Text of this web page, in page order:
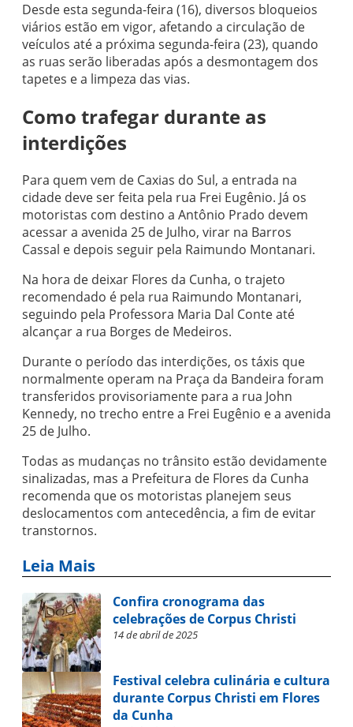
Desde esta segunda-feira (16), diversos bloqueios
viários estão em vigor, afetando a circulação de
veículos até a próxima segunda-feira (23), quando
as ruas serão liberadas após a desmontagem dos
tapetes e a limpeza das vias.
Como trafegar durante as
interdições
Para quem vem de Caxias do Sul, a entrada na
cidade deve ser feita pela rua Frei Eugênio. Já os
motoristas com destino a Antônio Prado devem
acessar a avenida 25 de Julho, virar na Barros
Cassal e depois seguir pela Raimundo Montanari.
Na hora de deixar Flores da Cunha, o trajeto
recomendado é pela rua Raimundo Montanari,
seguindo pela Professora Maria Dal Conte até
alcançar a rua Borges de Medeiros.
Durante o período das interdições, os táxis que
normalmente operam na Praça da Bandeira foram
transferidos provisoriamente para a rua John
Kennedy, no trecho entre a Frei Eugênio e a avenida
25 de Julho.
Todas as mudanças no trânsito estão devidamente
sinalizadas, mas a Prefeitura de Flores da Cunha
recomenda que os motoristas planejem seus
deslocamentos com antecedência, a fim de evitar
transtornos.
Leia Mais
Confira cronograma das
celebrações de Corpus Christi
14 de abril de 2025
Festival celebra culinária e cultura
durante Corpus Christi em Flores
da Cunha